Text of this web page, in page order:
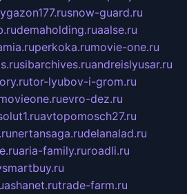
snow-guard.ru
demaholding.ruaalse.ru
perkoka.rumovie-one.ru
sibarchives.ruandreislyusar.ru
tor-lyubov-i-grom.ru
evro-dez.ru
avtopomosch27.ru
nertansaga.rudelanalad.ru
aria-family.ruroadli.ru
ashanet.rutrade-farm.ru